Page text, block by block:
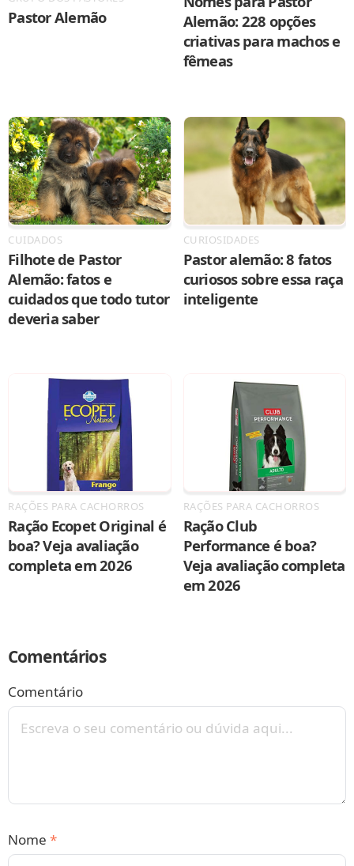
Pastor Alemão
Alemão: 228 opções
criativas para machos e
fêmeas
CUIDADOS
Filhote de Pastor
Alemão: fatos e
cuidados que todo tutor
deveria saber
CURIOSIDADES
Pastor alemão: 8 fatos
curiosos sobre essa raça
inteligente
RAÇÕES PARA CACHORROS
Ração Ecopet Original é
boa? Veja avaliação
completa em 2026
RAÇÕES PARA CACHORROS
Ração Club
Performance é boa?
Veja avaliação completa
em 2026
Comentários
Comentário
Nome *